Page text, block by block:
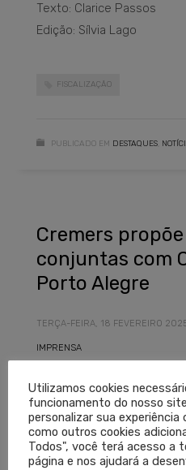
Texto: Clarice Passos
Edição: Sílvia Lago
FISCALIZAÇÃO
PUBLICADO EM DESTAQUES
Cremers
conjuntas com
Porto Alegre
TERÇA-FEIRA, 18 FEVEREIRO
IMPRENSA
Utilizamos cookies
funcionamento do nosso
personalizar sua
como outros cookies
Todos", você terá acesso a
página e nos ajudará a